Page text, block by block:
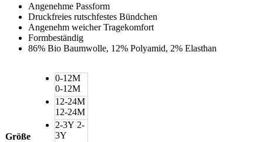
Angenehme Passform
Druckfreies rutschfestes Bündchen
Angenehm weicher Tragekomfort
Formbeständig
86% Bio Baumwolle, 12% Polyamid, 2% Elasthan
Größe
0-12M
0-12M
12-24M
12-24M
2-3Y 2-
3Y